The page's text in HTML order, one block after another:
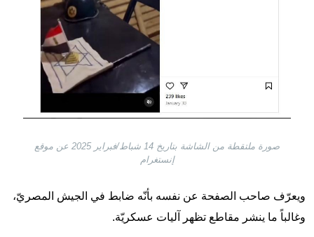
صورة ملتقطة من الشاشة بتاريخ 14 شباط/فبراير 2025 عن موقع
إنستغرام
ويعرّف صاحب الصفحة عن نفسه بأنّه ضابط في الجيش المصريّ،
وغالباً ما ينشر مقاطع تظهر آليات عسكريّة.